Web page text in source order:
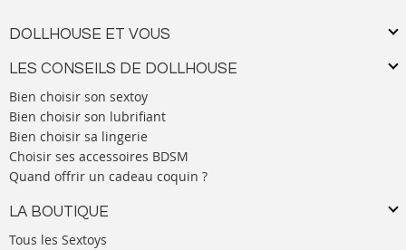
DOLLHOUSE ET VOUS
LES CONSEILS DE DOLLHOUSE
Bien choisir son sextoy
Bien choisir son lubrifiant
Bien choisir sa lingerie
Choisir ses accessoires BDSM
Quand offrir un cadeau coquin ?
LA BOUTIQUE
Tous les Sextoys